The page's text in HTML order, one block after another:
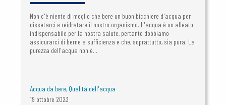
Non c'è niente di meglio che bere un buon bicchiere d'acqua per
dissetarci e reidratare il nostro organismo. L'acqua è un alleato
indispensabile per la nostra salute, pertanto dobbiamo
assicurarci di berne a sufficienza e che, soprattutto, sia pura. La
purezza dell'acqua non è...
Acqua da bere, Qualità dell'acqua
19 ottobre 2023